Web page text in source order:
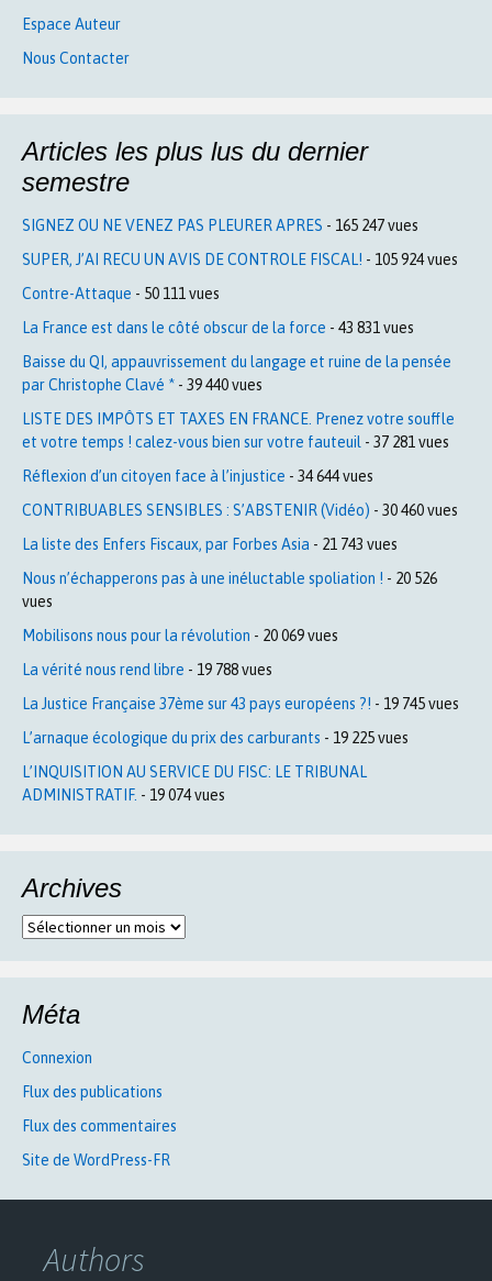
Espace Auteur
Nous Contacter
Articles les plus lus du dernier
semestre
SIGNEZ OU NE VENEZ PAS PLEURER APRES - 165 247 vues
SUPER, J’AI RECU UN AVIS DE CONTROLE FISCAL! - 105 924 vues
Contre-Attaque - 50 111 vues
La France est dans le côté obscur de la force - 43 831 vues
Baisse du QI, appauvrissement du langage et ruine de la pensée
par Christophe Clavé * - 39 440 vues
LISTE DES IMPÔTS ET TAXES EN FRANCE. Prenez votre souffle
et votre temps ! calez-vous bien sur votre fauteuil - 37 281 vues
Réflexion d’un citoyen face à l’injustice - 34 644 vues
CONTRIBUABLES SENSIBLES : S’ABSTENIR (Vidéo) - 30 460 vues
La liste des Enfers Fiscaux, par Forbes Asia - 21 743 vues
Nous n’échapperons pas à une inéluctable spoliation ! - 20 526
vues
Mobilisons nous pour la révolution - 20 069 vues
La vérité nous rend libre - 19 788 vues
La Justice Française 37ème sur 43 pays européens ?! - 19 745 vues
L’arnaque écologique du prix des carburants - 19 225 vues
L’INQUISITION AU SERVICE DU FISC: LE TRIBUNAL
ADMINISTRATIF. - 19 074 vues
Archives
Archives
Méta
Connexion
Flux des publications
Flux des commentaires
Site de WordPress-FR
Authors